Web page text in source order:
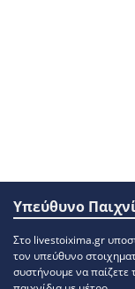
Υπεύθυνο
Στο livestoixima.gr
τον υπεύθυνο
συστήνουμε να παίζετε